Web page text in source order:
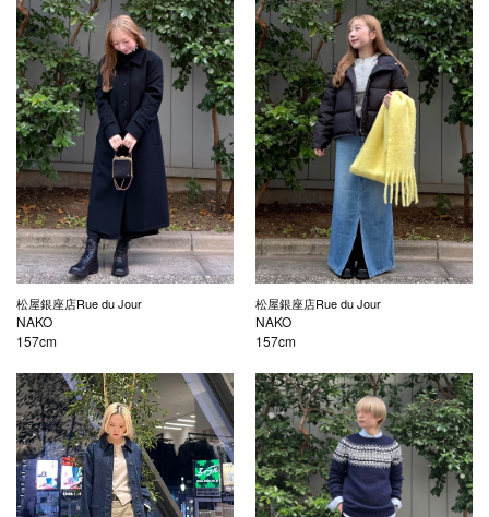
松屋銀座店Rue du Jour
NAKO
157cm
松屋銀座店Rue du Jour
NAKO
157cm